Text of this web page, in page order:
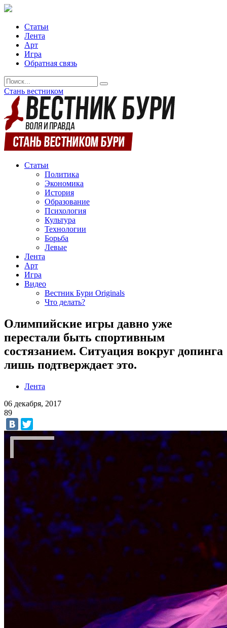
Статьи
Лента
Арт
Игра
Обратная связь
Стань вестником
Статьи
Политика
Экономика
История
Образование
Психология
Культура
Технологии
Борьба
Левые
Лента
Арт
Игра
Видео
Вестник Бури Originals
Что делать?
Олимпийские игры давно уже
перестали быть спортивным
состязанием. Ситуация вокруг допинга
лишь подтверждает это.
Лента
06 декабря, 2017
89